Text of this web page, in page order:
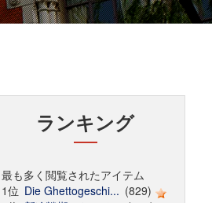
ランキング
最も多く閲覧されたアイテム
1位 Die Ghettogeschi... (829)